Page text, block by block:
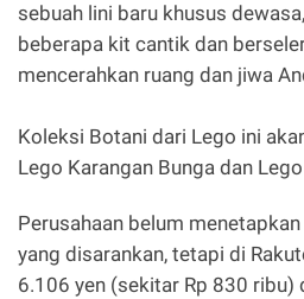
sebuah lini baru khusus
beberapa kit cantik dan
mencerahkan ruang dan jiwa
Koleksi Botani dari Lego ini
Lego Karangan Bunga dan
Perusahaan belum
yang disarankan, tetapi di
6.106 yen (sekitar Rp 830 ribu)